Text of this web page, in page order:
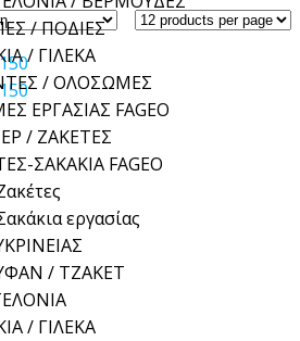
/ ΠΟΔΙΕΣ
/ ΓΙΛΕΚΑ
/ ΟΛΟΣΩΜΕΣ
ΕΡΓΑΣΙΑΣ FAGEO
/ ΖΑΚΕΤΕΣ
ΣΑΚΑΚΙΑ FAGEO
εργασίας
/ ΤΖΑΚΕΤ
/ ΓΙΛΕΚΑ